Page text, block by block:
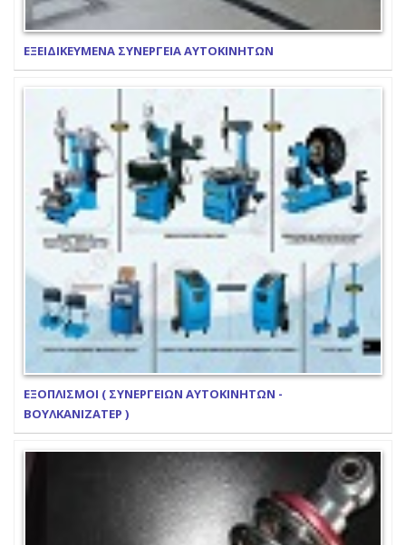
ΕΞΕΙΔΙΚΕΥΜΕΝΑ ΣΥΝΕΡΓΕΙΑ ΑΥΤΟΚΙΝΗΤΩΝ
ΕΞΟΠΛΙΣΜΟΙ ( ΣΥΝΕΡΓΕΙΩΝ ΑΥΤΟΚΙΝΗΤΩΝ -
ΒΟΥΛΚΑΝΙΖΑΤΕΡ )